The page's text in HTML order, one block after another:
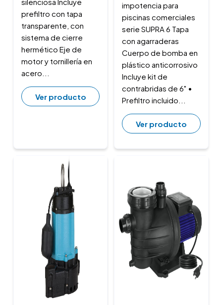
silenciosa Incluye
prefiltro con tapa
transparente, con
sistema de cierre
hermético Eje de
motor y tornillería en
acero...
Ver producto
impotencia para
piscinas comerciales
serie SUPRA 6 Tapa
con agarraderas
Cuerpo de bomba en
plástico anticorrosivo
Incluye kit de
contrabridas de 6" •
Prefiltro incluido...
Ver producto